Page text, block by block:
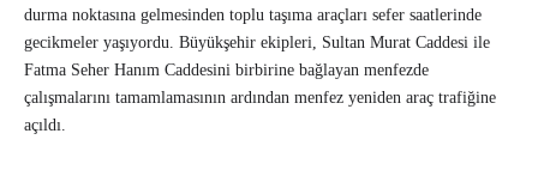
durma noktasına gelmesinden toplu taşıma araçları sefer saatlerinde
gecikmeler yaşıyordu. Büyükşehir ekipleri, Sultan Murat Caddesi ile
Fatma Seher Hanım Caddesini birbirine bağlayan menfezde
çalışmalarını tamamlamasının ardından menfez yeniden araç trafiğine
açıldı.